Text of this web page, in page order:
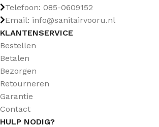
Telefoon: 085-0609152
Email: info@sanitairvooru.nl
KLANTENSERVICE
Bestellen
Betalen
Bezorgen
Retourneren
Garantie
Contact
HULP NODIG?